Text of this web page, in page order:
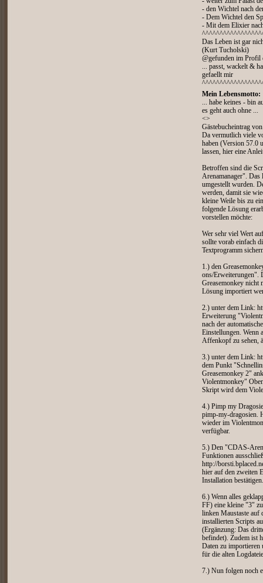
- den Wichtel nach
- Dem Wichtel den
- Mit dem Elixier
Das Leben ist gar
(Kurt Tucholski)
@gefunden im Profil
... passt, wackelt &
gefaellt mir
Mein Lebensmotto:
... habe keines - bin
es geht auch ohne ...
<>
Gästebucheintrag
Da vermutlich viele
haben (Version 57.0
lassen, hier eine
Betroffen sind die
Arenamanager". Das
umgestellt wurden.
werden, damit sie
kleine Weile bis zu
folgende Lösung
vorstellen möchte:
Wer sehr viel Wert
sollte vorab einfach
Textprogramm
1.) den
ons/Erweiterungen".
Greasemonkey nicht
Lösung importiert
2.) unter dem Link:
Erweiterung
nach der
Einstellungen. Wenn
Affenkopf zu sehen,
3.) unter dem Link:
dem Punkt
Greasemonkey 2"
Violentmonkey"
Skript wird dem
4.) Pimp my
pimp-my-dragosien.
wieder im
verfügbar.
5.) Den "CDAS-
Funktionen
http://
hier auf den zweiten
Installation
6.) Wenn alles
FF) eine kleine "3"
linken Maustaste auf
installierten Scripts
(Ergänzung: Das
befindet). Zudem ist
Daten zu importieren
für die alten
7.) Nun folgen noch